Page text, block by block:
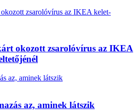
okozott zsarolóvírus az IKEA
az, aminek látszik